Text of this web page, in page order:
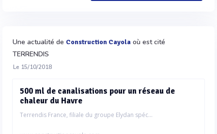
Une actualité de Construction Cayola où est cité
TERRENDIS
Le 15/10/2018
500 ml de canalisations pour un réseau de
chaleur du Havre
Terrendis France, filiale du groupe Elydan spéc...